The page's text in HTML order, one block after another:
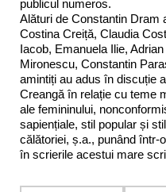
publicul numeros.
Alături de Constantin Dram
Costina Creiță, Claudia
Iacob, Emanuela Ilie,
Mironescu, Constantin
amintiți au adus în discuție
Creangă în relație cu teme
ale femininului,
sapiențiale, stil popular și
călătoriei, ș.a., punând într-
în scrierile acestui mare